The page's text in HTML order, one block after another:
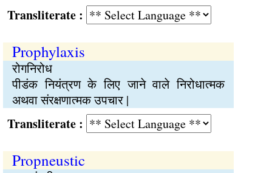
:
Prophylaxis
रोगनिरोध
पीडंक नियंत्रण के लिए जाने वाले निरोधात्मक
अथवा संरक्षणात्मक उपचार |
:
Propneustic